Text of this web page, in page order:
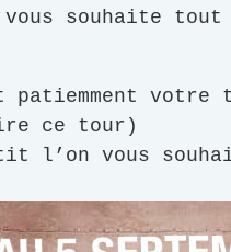
souhaite tout
patiemment
ce tour)
l’on vous